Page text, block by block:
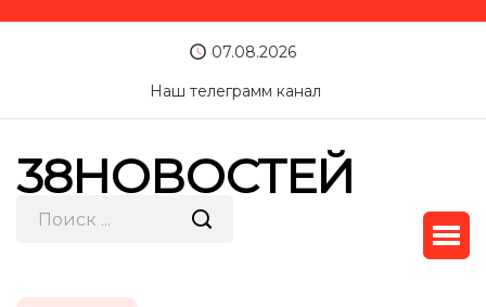
07.08.2026
Наш телеграмм канал
38НОВОСТЕЙ